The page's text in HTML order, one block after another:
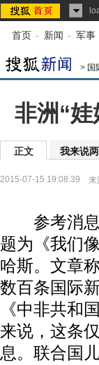
首页 - 新闻 - 军事
> 国
非洲“
正文 我来说
2015-07-15 19:08:39 来
参考消息
题为《我们
哈斯。文章
数百条国际
《中非共和
来说，这条
息。联合国